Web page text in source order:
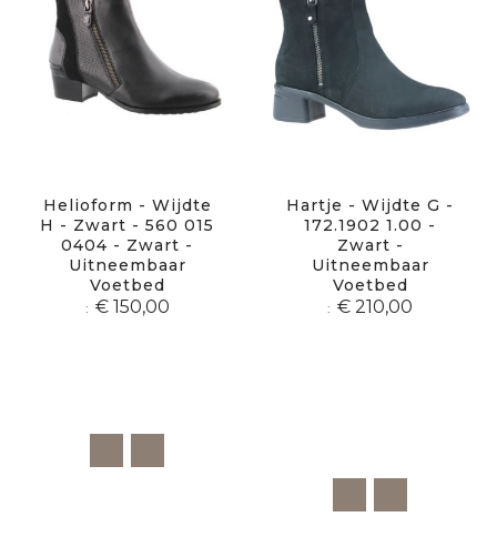
Helioform - Wijdte
H - Zwart - 560 015
0404 - Zwart -
Uitneembaar
Voetbed
€ 150,00
Hartje - Wijdte G -
172.1902 1.00 -
Zwart -
Uitneembaar
Voetbed
€ 210,00